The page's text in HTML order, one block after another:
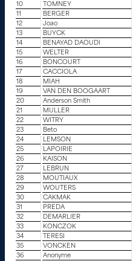
10
TOMNEY
11
BERGER
12
Joao
13
BUYCK
14
BENAYAD DAOUDI
15
WELTER
16
BONCOURT
17
CACCIOLA
18
MIAH
19
VAN DEN BOOGAART
20
Anderson Smith
21
MULLER
22
WITRY
23
Beto
24
LEMSON
25
LAPOIRIE
26
KAISON
27
LEBRUN
28
MOUTIAUX
29
WOUTERS
30
CAKMAK
31
PREDA
32
DEMARLIER
33
KONCZOK
34
TERESI
35
VONCKEN
36
Anonyme